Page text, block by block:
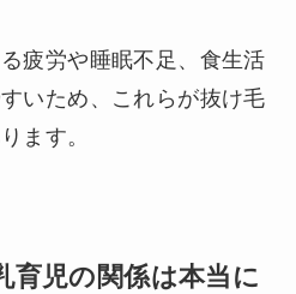
疲労や睡眠不足、食生活
いため、これらが抜け毛
ます。
育児の関係は本当に